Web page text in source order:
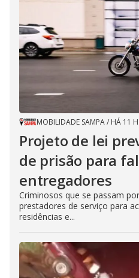
MOBILIDADE SAMPA/ HÁ 11
Projeto de lei
de prisão para
entregadores
Criminosos que se passam
prestadores de serviço para
residências e...